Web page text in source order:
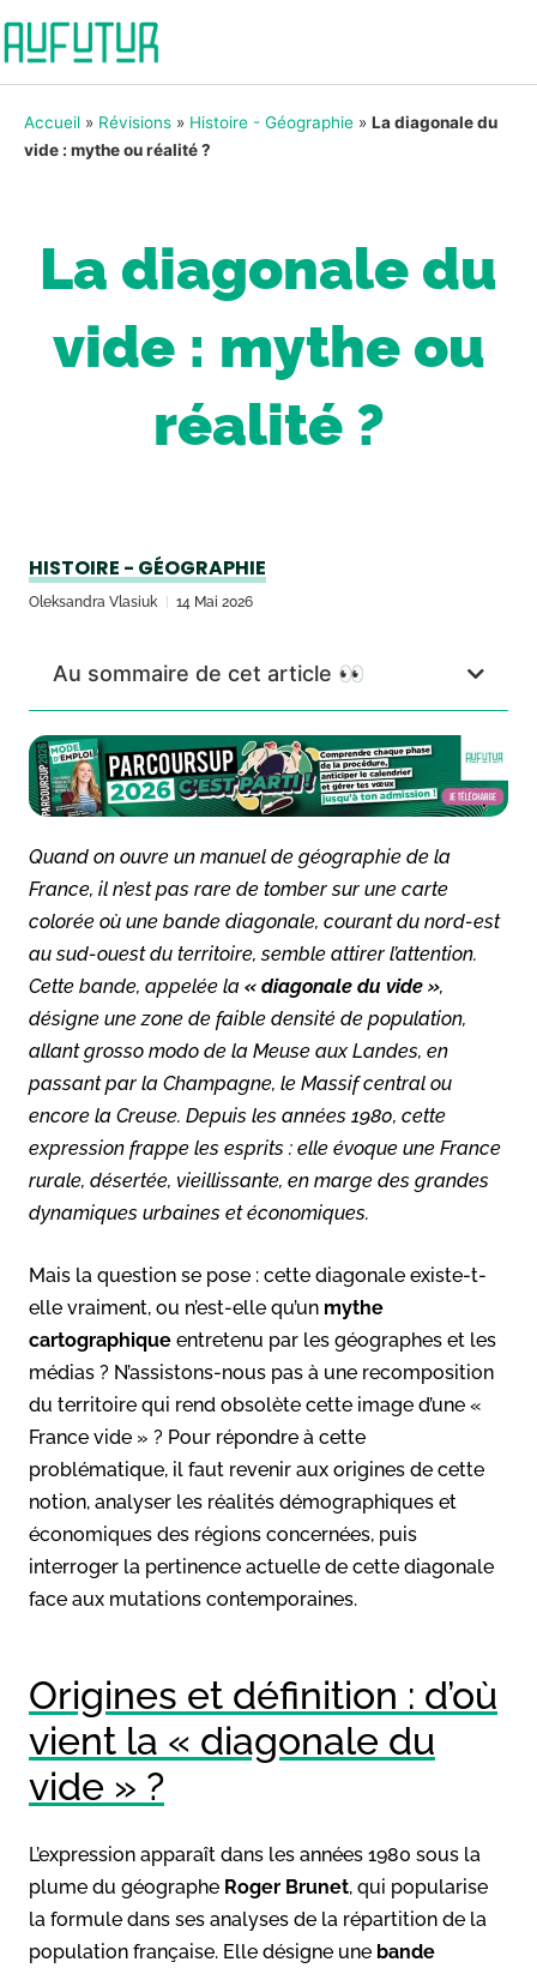
Accueil » Révisions » Histoire - Géographie » La diagonale du
vide : mythe ou réalité ?
La diagonale du
vide : mythe ou
réalité ?
HISTOIRE - GÉOGRAPHIE
Oleksandra Vlasiuk 14 Mai 2026
Au sommaire de cet article 👀
Quand on ouvre un manuel de géographie de la
France, il n’est pas rare de tomber sur une carte
colorée où une bande diagonale, courant du nord-est
au sud-ouest du territoire, semble attirer l’attention.
Cette bande, appelée la « diagonale du vide »,
désigne une zone de faible densité de population,
allant grosso modo de la Meuse aux Landes, en
passant par la Champagne, le Massif central ou
encore la Creuse. Depuis les années 1980, cette
expression frappe les esprits : elle évoque une France
rurale, désertée, vieillissante, en marge des grandes
dynamiques urbaines et économiques.
Mais la question se pose : cette diagonale existe-t-
elle vraiment, ou n’est-elle qu’un mythe
cartographique entretenu par les géographes et les
médias ? N’assistons-nous pas à une recomposition
du territoire qui rend obsolète cette image d’une «
France vide » ? Pour répondre à cette
problématique, il faut revenir aux origines de cette
notion, analyser les réalités démographiques et
économiques des régions concernées, puis
interroger la pertinence actuelle de cette diagonale
face aux mutations contemporaines.
Origines et définition : d’où
vient la « diagonale du
vide » ?
L’expression apparaît dans les années 1980 sous la
plume du géographe Roger Brunet, qui popularise
la formule dans ses analyses de la répartition de la
population française. Elle désigne une bande